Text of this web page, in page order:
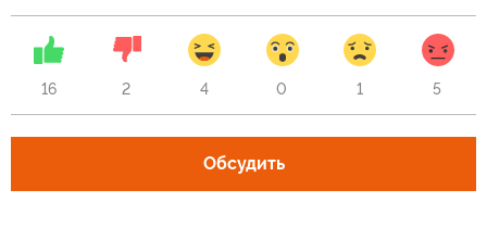
16 2 4 0 1 5
Обсудить